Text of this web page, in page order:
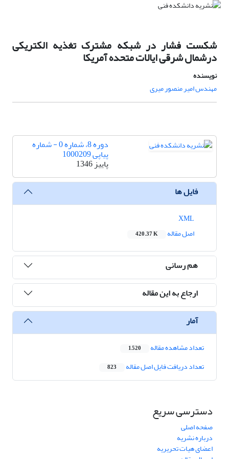
شکست فشار در شبکه مشترک تغذیه الکتریکی
درشمال شرقی ایالات متحده آمریکا
نویسنده
مهندس امیر منصور میری
دوره 8، شماره 0 - شماره
پیاپی 1000209
پاییز 1346
فایل ها
اصل مقاله
420.37 K
هم رسانی
ارجاع به این مقاله
آمار
تعداد مشاهده مقاله 1,520
تعداد دریافت فایل اصل مقاله 823
دسترسی سریع
صفحه اصلی
درباره نشریه
اعضای هیات تحریریه